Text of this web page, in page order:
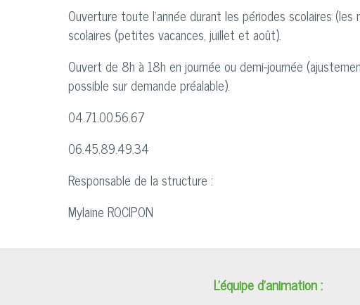
Ouverture toute l'année durant les périodes scolaires
scolaires (petites vacances, juillet et août).
Ouvert de 8h à 18h en journée ou demi-journée
possible sur demande préalable).
04.71.00.56.67
06.45.89.49.34
Responsable de la structure :
Mylaine ROCIPON
L'équipe d'animation :